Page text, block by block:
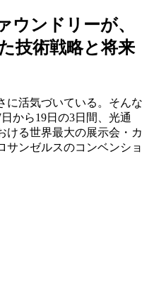
ウンドリーが、
技術戦略と将来
活気づいている。そんな
から19日の3日間、光通
ける世界最大の展示会・カ
サンゼルスのコンベンショ